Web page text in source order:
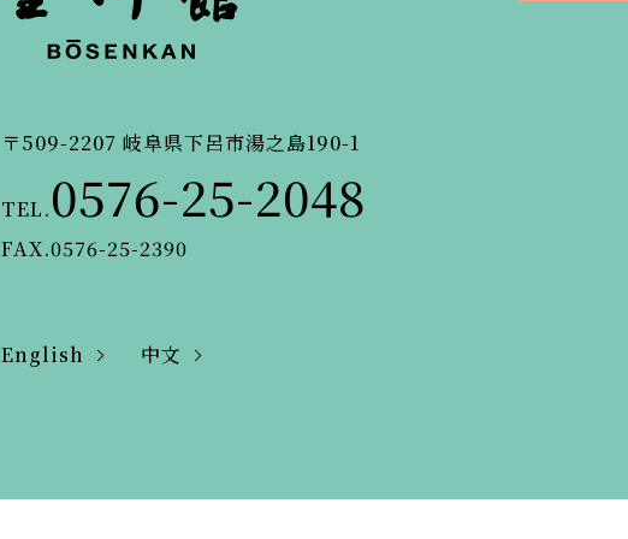
〒509-2207 岐阜県下呂市湯之島190-1
TEL.0576-25-2048
FAX.0576-25-2390
English 中文